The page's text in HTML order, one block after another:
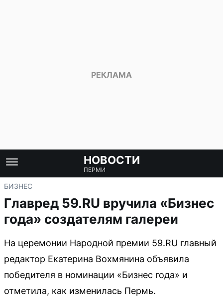
НОВОСТИ
ПЕРМИ
БИЗНЕС
Главред 59.RU вручила «Бизнес
года» создателям галереи
На церемонии Народной премии 59.RU главный
редактор Екатерина Вохмянина объявила
победителя в номинации «Бизнес года» и
отметила, как изменилась Пермь.